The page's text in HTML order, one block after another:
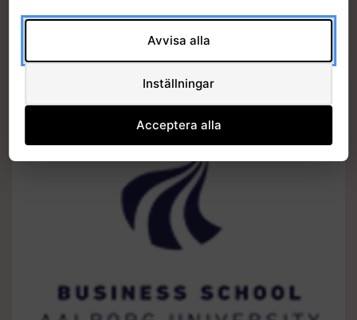
Avvisa alla
Inställningar
Acceptera alla